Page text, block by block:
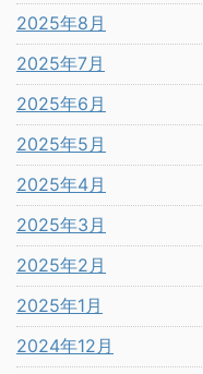
2025年8月
2025年7月
2025年6月
2025年5月
2025年4月
2025年3月
2025年2月
2025年1月
2024年12月